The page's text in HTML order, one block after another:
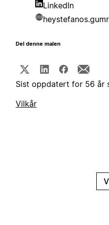
LinkedIn
Del denne malen
Sist oppdatert for 56 år
Vilkår